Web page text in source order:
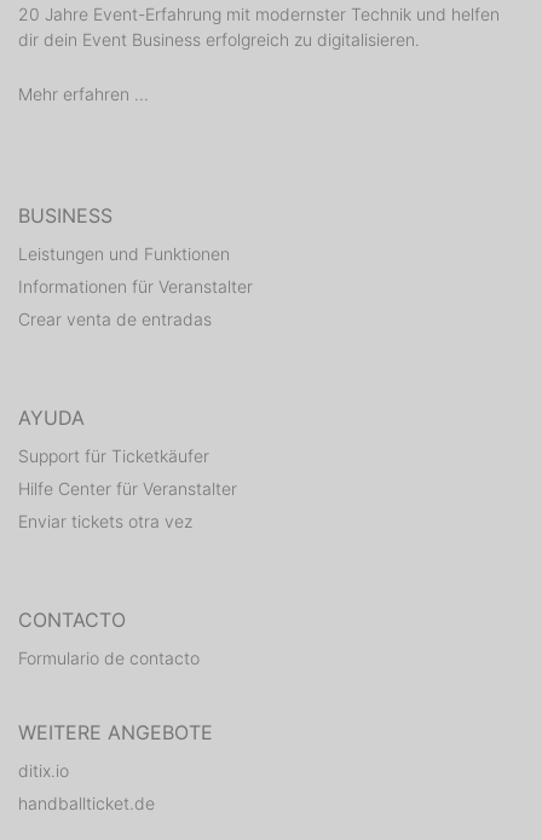
20 Jahre Event-Erfahrung mit modernster Technik und helfen
dir dein Event Business erfolgreich zu digitalisieren.
Mehr erfahren ...
BUSINESS
Leistungen und Funktionen
Informationen für Veranstalter
Crear venta de entradas
AYUDA
Support für Ticketkäufer
Hilfe Center für Veranstalter
Enviar tickets otra vez
CONTACTO
Formulario de contacto
WEITERE ANGEBOTE
ditix.io
handballticket.de